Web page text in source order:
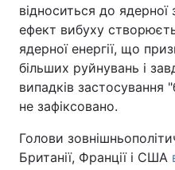
відноситься до ядерної
ефект вибуху
ядерної енергії, що
більших руйнувань і
випадків застосування
не зафіксовано.
Голови
Британії, Франції і США